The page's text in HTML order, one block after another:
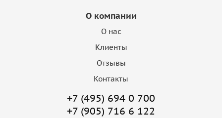
О компании
О нас
Клиенты
Отзывы
Контакты
+7 (495) 694 0 700
+7 (905) 716 6 122